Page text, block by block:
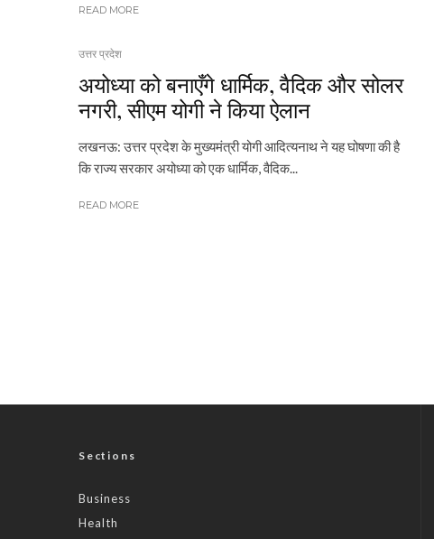
READ MORE
उत्तर प्रदेश
अयोध्या को बनाएँगे धार्मिक, वैदिक और सोलर
नगरी, सीएम योगी ने किया ऐलान
लखनऊ: उत्तर प्रदेश के मुख्यमंत्री योगी आदित्यनाथ ने यह घोषणा की है
कि राज्य सरकार अयोध्या को एक धार्मिक, वैदिक...
READ MORE
Sections
Business
Health